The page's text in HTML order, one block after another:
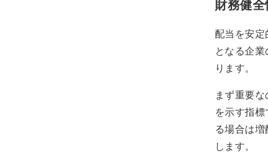
財務健
配当を安
となる企
ります。
まず重要
を示す指
る場合は
します。